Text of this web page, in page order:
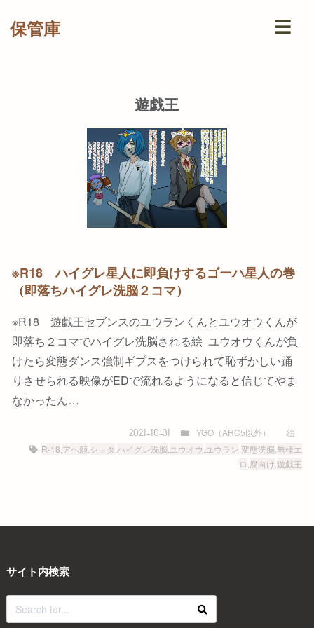
保管庫
遊戯王
※R18 ハイグレ星人に即負けするゴーハ星人の巻
（即落ちハイグレ洗脳２コマ）
※R18 遊戯王セブンスのユウランくんとユウオウくんが
即落ち２コマでハイグレ洗脳される絵 ユウオウくんが負
けたら変態ダンス強制ギプスをつけられて恥ずかしい踊
りさせられる映像がEDで流れるようになると信じてやま
なかったん…
2021-10-31 YGO（ARC5以外）
絵
R-18 アヘ顔 ショタ ハイグレ洗脳 ユウオウ ユウラン 変態洗脳 ,無様エ
ロ 腐向け 遊戯王
サイト内検索